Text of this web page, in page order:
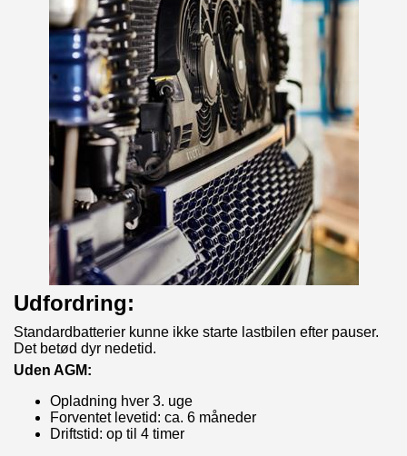
Udfordring:
Standardbatterier kunne ikke starte lastbilen efter pauser.
Det betød dyr nedetid.
Uden AGM:
Opladning hver 3. uge
Forventet levetid: ca. 6 måneder
Driftstid: op til 4 timer